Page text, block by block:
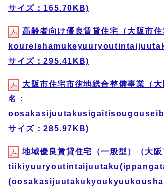
サイズ：165.70KB)
高齢者向け優良賃貸住宅（大阪市
サイズ：295.41KB)
大阪市住宅市街地総合整備事業（
名：
サイズ：285.97KB)
地域優良賃貸住宅（一般型）（大